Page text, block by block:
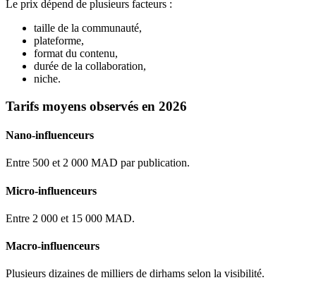
Le prix dépend de plusieurs facteurs :
taille de la communauté,
plateforme,
format du contenu,
durée de la collaboration,
niche.
Tarifs moyens observés en 2026
Nano-influenceurs
Entre 500 et 2 000 MAD par publication.
Micro-influenceurs
Entre 2 000 et 15 000 MAD.
Macro-influenceurs
Plusieurs dizaines de milliers de dirhams selon la visibilité.